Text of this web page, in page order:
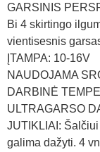
GARSINIS
Bi 4 skirtingo
vientisesnis
ĮTAMPA: 10-16V
NAUDOJAMA
DARBINĖ
ULTRAGARSO
JUTIKLIAI:
galima dažyti. 4